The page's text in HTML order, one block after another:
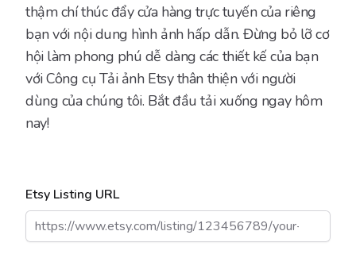
thậm chí thúc đẩy cửa hàng trực tuyến của riêng
bạn với nội dung hình ảnh hấp dẫn. Đừng bỏ lỡ cơ
hội làm phong phú dễ dàng các thiết kế của bạn
với Công cụ Tải ảnh Etsy thân thiện với người
dùng của chúng tôi. Bắt đầu tải xuống ngay hôm
nay!
Etsy Listing URL